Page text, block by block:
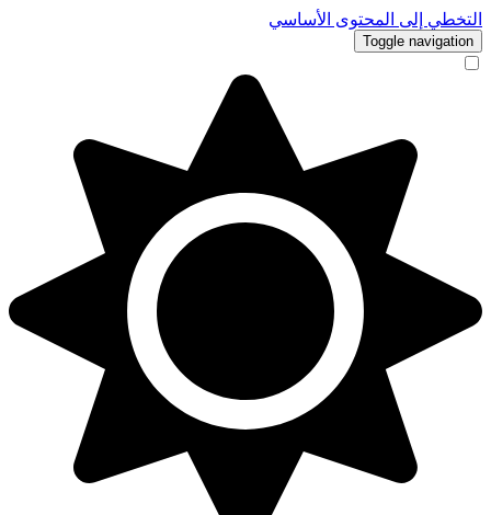
التخطي إلى المحتوى الأساسي
Toggle navigation